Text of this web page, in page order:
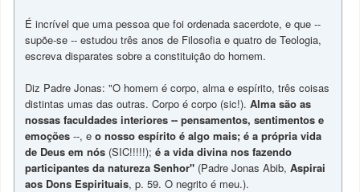
É incrível que uma pessoa que foi ordenada sacerdote, e que --
supõe-se -- estudou três anos de Filosofia e quatro de Teologia,
escreva disparates sobre a constituição do homem.
Diz Padre Jonas: "O homem é corpo, alma e espírito, três coisas
distintas umas das outras. Corpo é corpo (sic!).Alma são as
nossas faculdades interiores -- pensamentos, sentimentos e
emoções--, eo nosso espírito é algo mais; é a própria vida
de Deus em nós (SIC!!!!!);é a vida divina nos fazendo
participantes da natureza Senhor" (Padre Jonas Abib,Aspirai
aos Dons Espirituais, p. 59. O negrito é meu.).